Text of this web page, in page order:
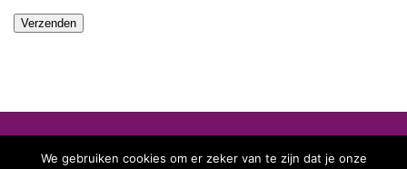
We gebruiken cookies om er zeker van te zijn dat je onze